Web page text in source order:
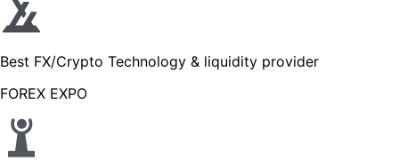
Best FX/Crypto Technology & liquidity provider
FOREX EXPO